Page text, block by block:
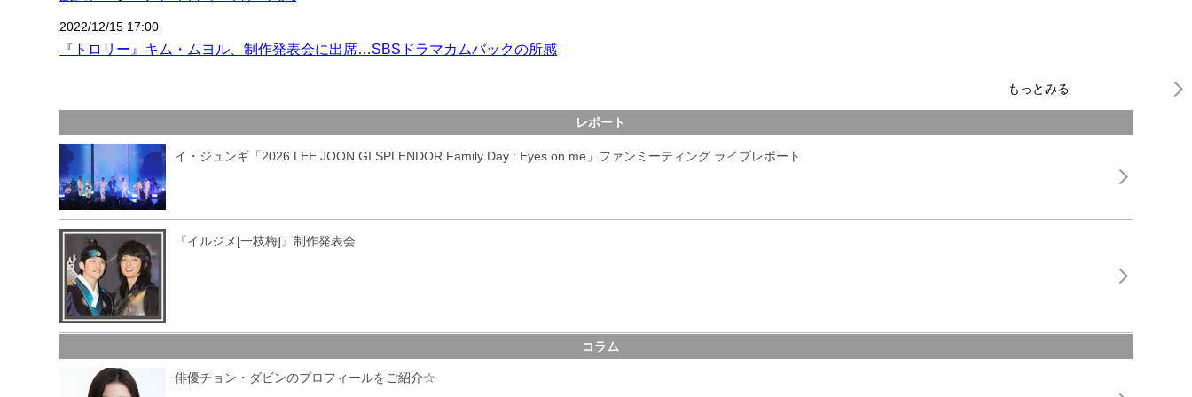
2022/12/15 17:00
『トロリー』キム・ムヨル、制作発表会に出席…SBSドラマカムバックの所感
もっとみる
レポート
イ・ジュンギ「2026 LEE JOON GI SPLENDOR Family Day : Eyes on me」ファンミーティング ライブレポート
『イルジメ[一枝梅]』制作発表会
コラム
俳優チョン・ダビンのプロフィールをご紹介☆